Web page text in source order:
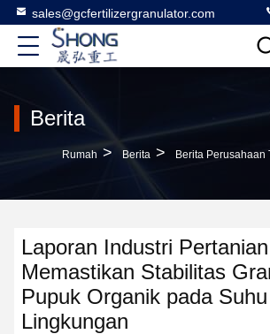
sales@gcfertilizergranulator.com
Berita
Rumah > Berita > Berita Perusahaan Tentang Laporan Industri Pertanian Brasil:
Laporan Industri
Memastikan Stabilitas
Pupuk Organik pada Suhu
Lingkungan